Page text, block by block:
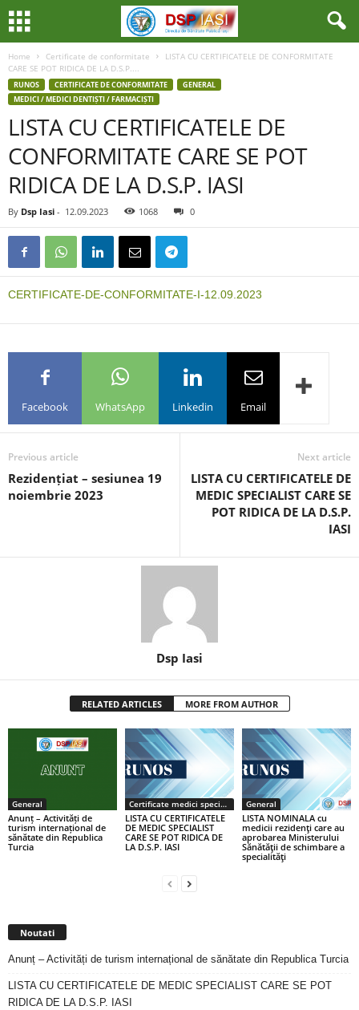
Home Certificate de conformitate
LISTA CU CERTIFICATELE DE CONFORMITATE
CARE SE POT RIDICA DE LA D.S.P....
RUNOS CERTIFICATE DE CONFORMITATE
GENERAL
MEDICI / MEDICI DENTIȘTI / FARMACIȘTI
LISTA CU CERTIFICATELE DE
CONFORMITATE CARE SE POT
RIDICA DE LA D.S.P. IASI
By Dsp Iasi - 12.09.2023 1068 0
CERTIFICATE-DE-CONFORMITATE-I-12.09.2023
Facebook WhatsApp Linkedin Email
Previous article
Rezidențiat – sesiunea 19
noiembrie 2023
Next article
LISTA CU CERTIFICATELE DE
MEDIC SPECIALIST CARE SE
POT RIDICA DE LA D.S.P.
IASI
Dsp Iasi
RELATED ARTICLES MORE FROM AUTHOR
General
Anunț – Activități de
turism internațional de
sănătate din Republica
Turcia
Certificate medici specialiști / primari
LISTA CU CERTIFICATELE
DE MEDIC SPECIALIST
CARE SE POT RIDICA DE
LA D.S.P. IASI
General
LISTA NOMINALA cu
medicii rezidenţi care au
aprobarea Ministerului
Sănătăţii de schimbare a
specialităţi
Noutati
Anunț – Activități de turism internațional de sănătate din Republica Turcia
LISTA CU CERTIFICATELE DE MEDIC SPECIALIST CARE SE POT
RIDICA DE LA D.S.P. IASI